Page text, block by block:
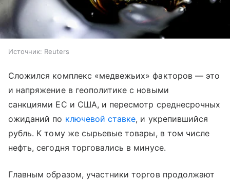
Источник: Reuters
Сложился комплекс «медвежьих» факторов — это
и напряжение в геополитике с новыми
санкциями ЕС и США, и пересмотр среднесрочных
ожиданий по ключевой ставке, и укрепившийся
рубль. К тому же сырьевые товары, в том числе
нефть, сегодня торговались в минусе.
Главным образом, участники торгов продолжают